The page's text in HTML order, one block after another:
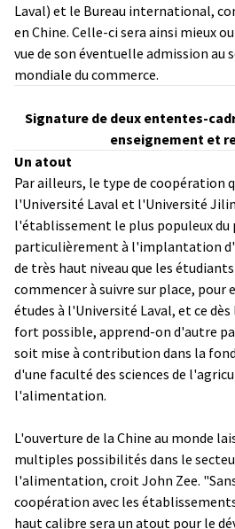
Laval) et le Bureau international,
en Chine. Celle-ci sera ainsi mieux
vue de son éventuelle admission au
mondiale du commerce.
Signature de deux ententes-
enseignement et
Un atout
Par ailleurs, le type de coopération
l'Université Laval et l'Université
l'établissement le plus populeux du
particulièrement à l'implantation
de très haut niveau que les
commencer à suivre sur place, pour
études à l'Université Laval, et ce
fort possible, apprend-on d'autre
soit mise à contribution dans la
d'une faculté des sciences de
l'alimentation.
L'ouverture de la Chine au monde
multiples possibilités dans le
l'alimentation, croit John Zee.
coopération avec les
haut calibre sera un atout pour le